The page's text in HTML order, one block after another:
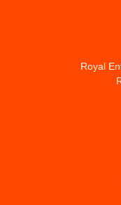
Royal